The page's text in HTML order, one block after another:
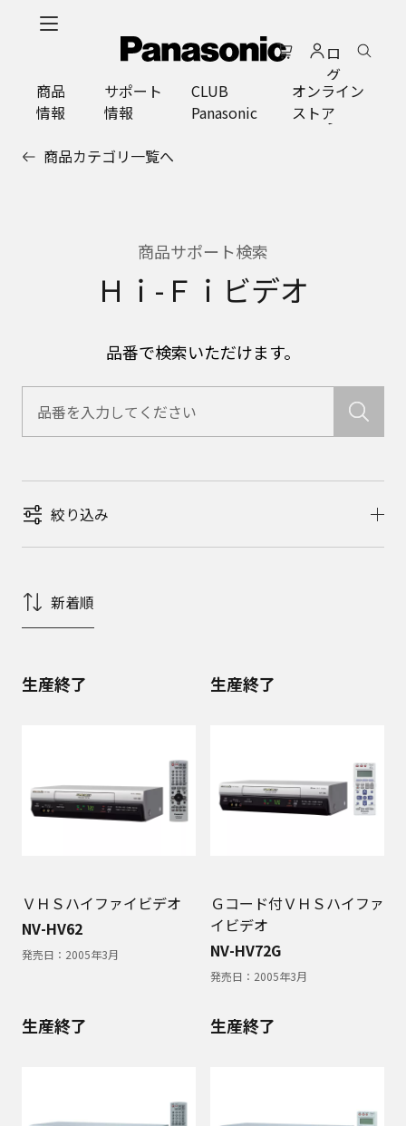
ロ
グ
イ
ン
商品
情報
サポート
情報
CLUB
Panasonic
オンライン
ストア
商品カテゴリ一覧へ
商品サポート検索
Ｈｉ-Ｆｉビデオ
品番で検索いただけます。
絞り込み
新着順
生産終了
ＶＨＳハイファイビデオ
NV-HV62
発売日： 2005年3月
生産終了
Ｇコード付ＶＨＳハイファ
イビデオ
NV-HV72G
発売日： 2005年3月
生産終了 生産終了